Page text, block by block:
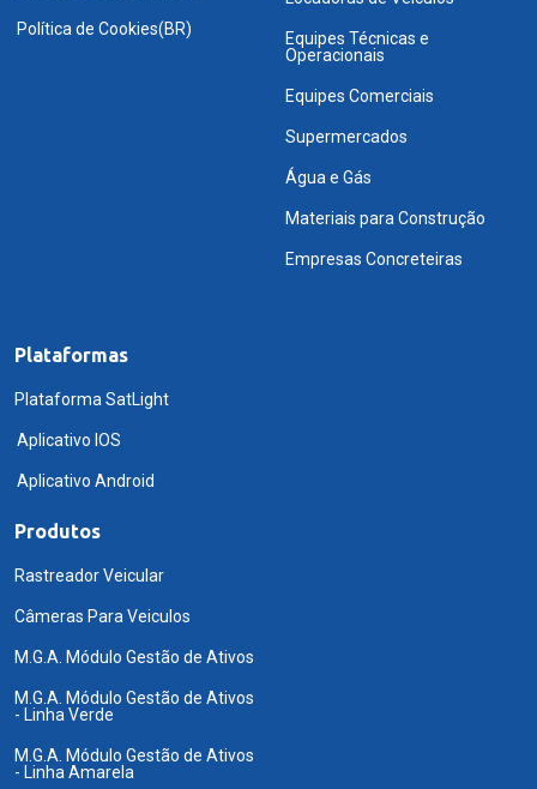
Política de Cookies(BR)
Equipes Técnicas e
Operacionais
Equipes Comerciais
Supermercados
Água e Gás
Materiais para Construção
Empresas Concreteiras
Plataformas
Plataforma SatLight
Aplicativo IOS
Aplicativo Android
Produtos
Rastreador Veicular
Câmeras Para Veiculos
M.G.A. Módulo Gestão de Ativos
M.G.A. Módulo Gestão de Ativos
- Linha Verde
M.G.A. Módulo Gestão de Ativos
- Linha Amarela